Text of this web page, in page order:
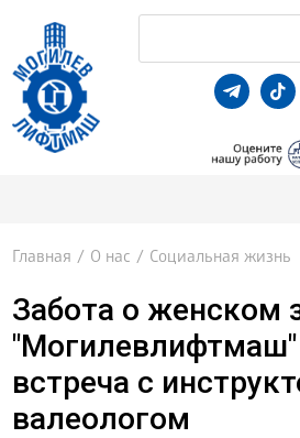
Главная / О нас / Социальная жизнь
Забота о женском
встреча с
валеологом